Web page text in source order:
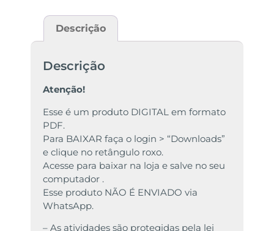
Descrição
Descrição
Atenção!
Esse é um produto DIGITAL em formato
PDF.
Para BAIXAR faça o login > “Downloads”
e clique no retângulo roxo.
Acesse para baixar na loja e salve no seu
computador .
Esse produto NÃO É ENVIADO via
WhatsApp.
– As atividades são protegidas pela lei